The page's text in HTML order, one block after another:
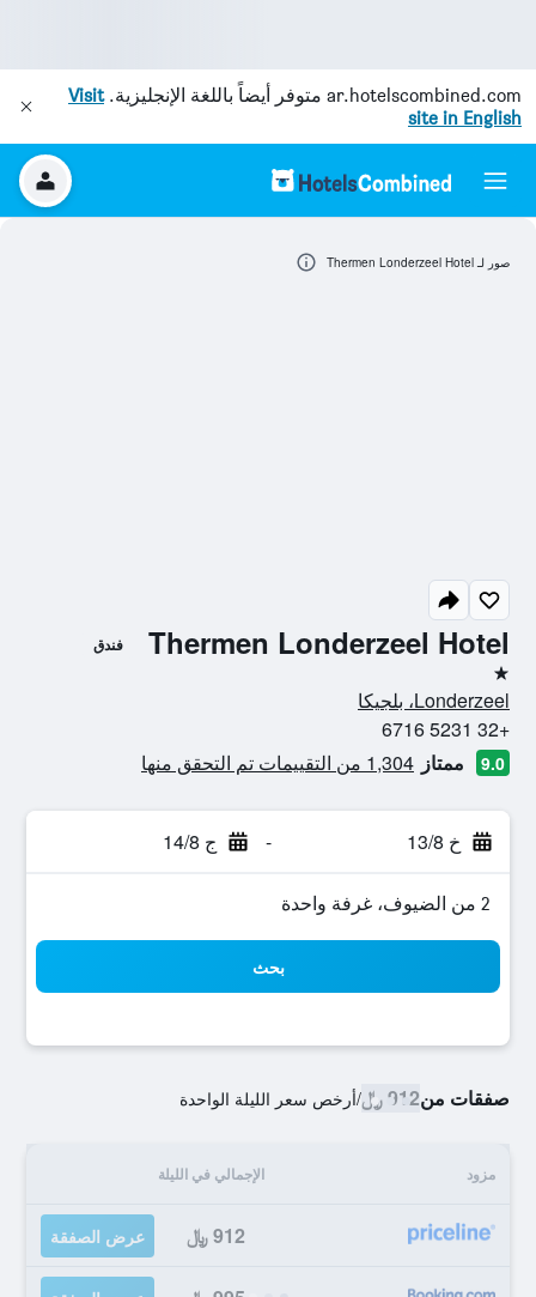
ar.hotelscombined.com متوفر أيضاً باللغة الإنجليزية.Visit
site in English
Thermen Londerzeel Hotel فندق
نجمة واحدة
Londerzeel، بلجيكا
+32 5231 6716
9.0 ممتاز 1,304 من التقييمات تم التحقق منها
خ 13/8 - ج 14/8
2 من الضيوف، غرفة واحدة
بحث
صفقات من912 ﷼ /أرخص سعر الليلة الواحدة
مزود الإجمالي في الليلة
912 ﷼ عرض الصفقة
صور لـ Thermen Londerzeel Hotel